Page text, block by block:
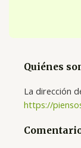
Quiénes
La dirección
https://